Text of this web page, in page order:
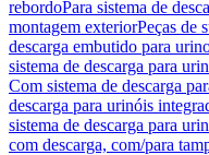
rebordoPara sistema de
montagem exteriorPeças de
descarga embutido para
sistema de descarga para
Com sistema de descarga
descarga para urinóis
sistema de descarga para
com descarga, com/para